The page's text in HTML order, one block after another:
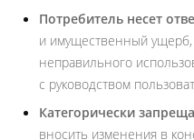
Потребитель несет
и имущественный ущерб,
неправильного
с руководством
Категорически
вносить изменения в